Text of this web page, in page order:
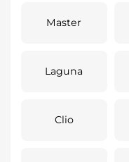
Master
Laguna
Clio